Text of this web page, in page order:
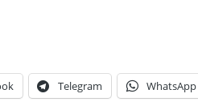
Telegram WhatsApp